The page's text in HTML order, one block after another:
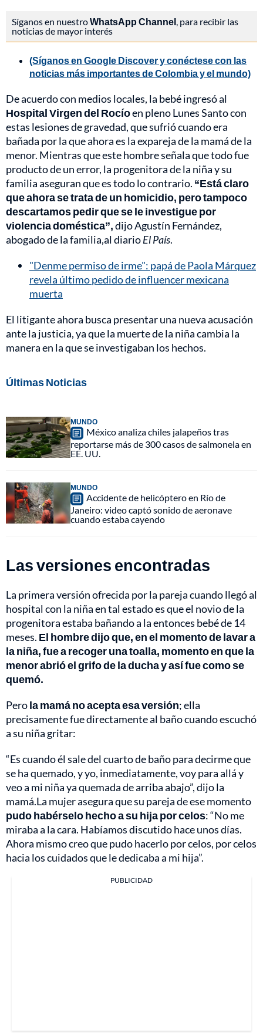
Síganos en nuestroWhatsApp Channel, para recibir las
noticias de mayor interés
(Síganos en Google Discover y conéctese con las
noticias más importantes de Colombia y el mundo)
De acuerdo con medios locales, la bebé ingresó al
Hospital Virgen del Rocíoen pleno Lunes Santo con
estas lesiones de gravedad, que sufrió cuando era
bañada por la que ahora es la expareja de la mamá de la
menor. Mientras que este hombre señala que todo fue
producto de un error, la progenitora de la niña y su
familia aseguran que es todo lo contrario. “Está claro
que ahora se trata de un homicidio, pero tampoco
descartamos pedir que se le investigue por
violencia doméstica”,dijo Agustín Fernández,
abogado de la familia,al diarioEl País.
"Denme permiso de irme": papá de Paola Márquez
revela último pedido de influencer mexicana
muerta
El litigante ahora busca presentar una nueva acusación
ante la justicia, ya que la muerte de la niña cambia la
manera en la que se investigaban los hechos.
Últimas Noticias
MUNDO
México analiza chiles jalapeños tras
reportarse más de 300 casos de salmonela en
EE. UU.
MUNDO
Accidente de helicóptero en Río de
Janeiro: video captó sonido de aeronave
cuando estaba cayendo
Las versiones encontradas
La primera versión ofrecida por la pareja cuando llegó al
hospital con la niña en tal estado es que el novio de la
progenitora estaba bañando a la entonces bebé de 14
meses. El hombre dijo que, en el momento de lavar a
la niña, fue a recoger una toalla, momento en que la
menor abrió el grifo de la ducha y así fue como se
quemó.
Perola mamá no acepta esa versión; ella
precisamente fue directamente al baño cuando escuchó
a su niña gritar:
“Es cuando él sale del cuarto de baño para decirme que
se ha quemado, y yo, inmediatamente, voy para allá y
veo a mi niña ya quemada de arriba abajo”, dijo la
mamá.La mujer asegura que su pareja de ese momento
pudo habérselo hecho a su hija por celos: “No me
miraba a la cara. Habíamos discutido hace unos días.
Ahora mismo creo que pudo hacerlo por celos, por celos
hacia los cuidados que le dedicaba a mi hija”.
PUBLICIDAD